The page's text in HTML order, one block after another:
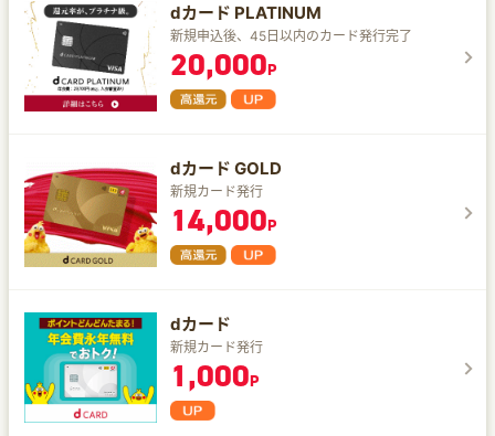
dカード PLATINUM
新規申込後、45日以内のカード発行完了
20,000P
dカード GOLD
新規カード発行
14,000P
dカード
新規カード発行
1,000P